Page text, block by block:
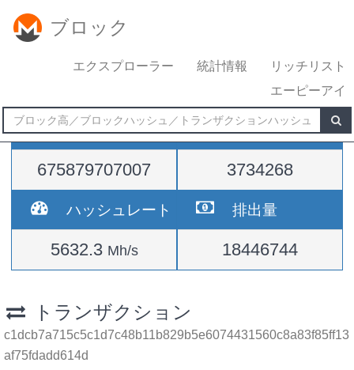
ブロック
エクスプローラー 統計情報
リッチリスト
エーピーアイ
難易度
675879707007
高さ
3734268
ハッシュレート
5632.3 Mh/s
排出量
18446744
トランザクション
c1dcb7a715c5c1d7c48b11b829b5e6074431560c8a83f85ff13
af75fdadd614d